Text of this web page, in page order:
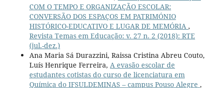
COM O TEMPO E ORGANIZAÇÃO ESCOLAR:
CONVERSÃO DOS ESPAÇOS EM PATRIMÓNIO
HISTÓRICO-EDUCATIVO E LUGAR DE MEMÓRIA ,
Revista Temas em Educação: v. 27 n. 2 (2018): RTE
(jul.-dez.)
Ana Maria Sá Durazzini, Raissa Cristina Abreu Couto,
Luís Henrique Ferreira, A evasão escolar de
estudantes cotistas do curso de licenciatura em
Química do IFSULDEMINAS – campus Pouso Alegre ,